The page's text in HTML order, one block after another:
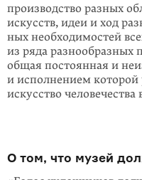
производство разных
искусств, идеи и ход
ных необхо­димостей
из ряда разнообразных
общая постоян­ная и
и исполнением которой
искусство человечества
О том, что музей